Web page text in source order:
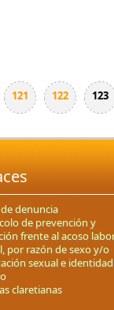
121 122 123
denuncia
de prevención y
frente al acoso
por razón de sexo y/o
sexual e
claretianas